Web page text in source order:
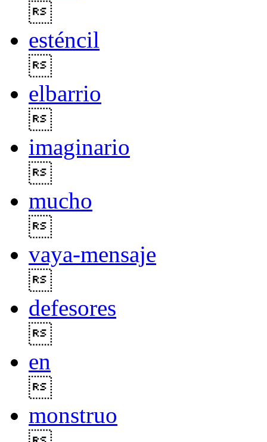
esténcil
elbarrio
imaginario
mucho
vaya-mensaje
defesores
en
monstruo